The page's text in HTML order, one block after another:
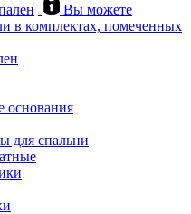
Вы можете
в комплектах, помеченных
основания
для спальни